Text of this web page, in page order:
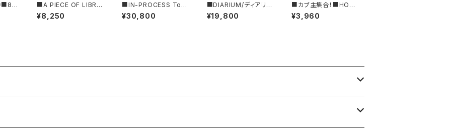
■8分
■A PIECE OF LIBRA
RY/ア ピース オブ ライ
ブラリー■エブリーコッ
¥8,250
■IN-PROCESS Tok
yo/インプロセストキョ
ー■チューリップ・エン
¥30,800
■DIARIUM/ディアリウ
ム■バックフレアーパー
カー・ジレ■2024年春
¥19,800
■カブ主集合！■HON
DA スーパーカブTシャ
ツ/グリーン■GIFTにも
¥3,960